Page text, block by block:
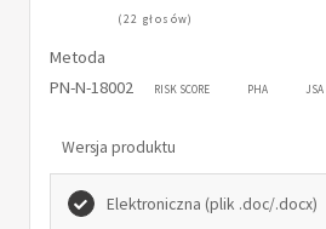
(22 głosów)
Metoda
PN-N-18002
RISK SCORE PHA JSA
Wersja produktu
Elektroniczna (plik .doc/.docx)